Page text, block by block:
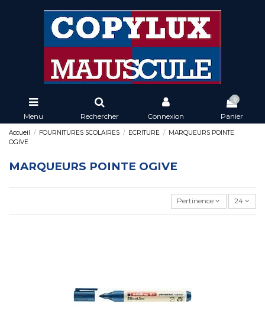
Menu Rechercher Connexion
0
Panier
Accueil FOURNITURES SCOLAIRES ECRITURE
MARQUEURS POINTE
OGIVE
MARQUEURS POINTE OGIVE
Pertinence 24